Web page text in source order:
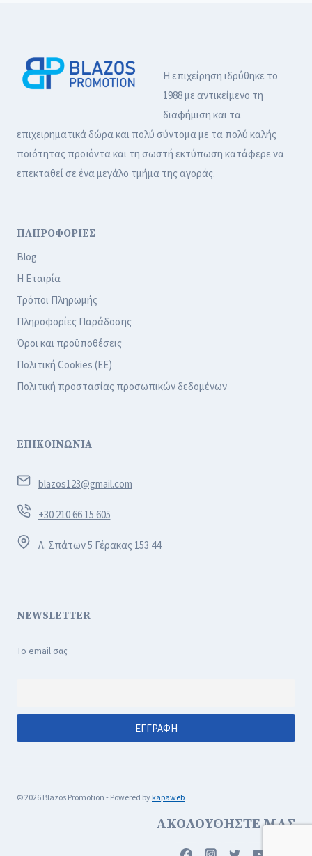
Η επιχείρηση ιδρύθηκε το
1988 με αντικείμενο τη
διαφήμιση και τα
επιχειρηματικά δώρα και πολύ σύντομα με τα πολύ καλής
ποιότητας προϊόντα και τη σωστή εκτύπωση κατάφερε να
επεκταθεί σε ένα μεγάλο τμήμα της αγοράς.
ΠΛΗΡΟΦΟΡΙΕΣ
Blog
Η Εταιρία
Τρόποι Πληρωμής
Πληροφορίες Παράδοσης
Όροι και προϋποθέσεις
Πολιτική Cookies (ΕΕ)
Πολιτική προστασίας προσωπικών δεδομένων
ΕΠΙΚΟΙΝΩΝΙΑ
blazos123@gmail.com
+30 210 66 15 605
Λ. Σπάτων 5 Γέρακας 153 44
NEWSLETTER
Το email σας
© 2026 Blazos Promotion - Powered by kapaweb
ΑΚΟΛΟΥΘΗΣΤΕ ΜΑΣ